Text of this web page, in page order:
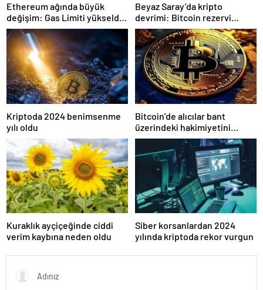
Ethereum ağında büyük
değişim: Gas Limiti yükseldi,
işlem ücretleri düşebilir mi?
Beyaz Saray’da kripto
devrimi: Bitcoin rezervi
gerçek olabilir mi?
Kriptoda 2024 benimsenme
yılı oldu
Bitcoin’de alıcılar bant
üzerindeki hakimiyetini
kaybetti
Kuraklık ayçiçeğinde ciddi
verim kaybına neden oldu
Siber korsanlardan 2024
yılında kriptoda rekor vurgun